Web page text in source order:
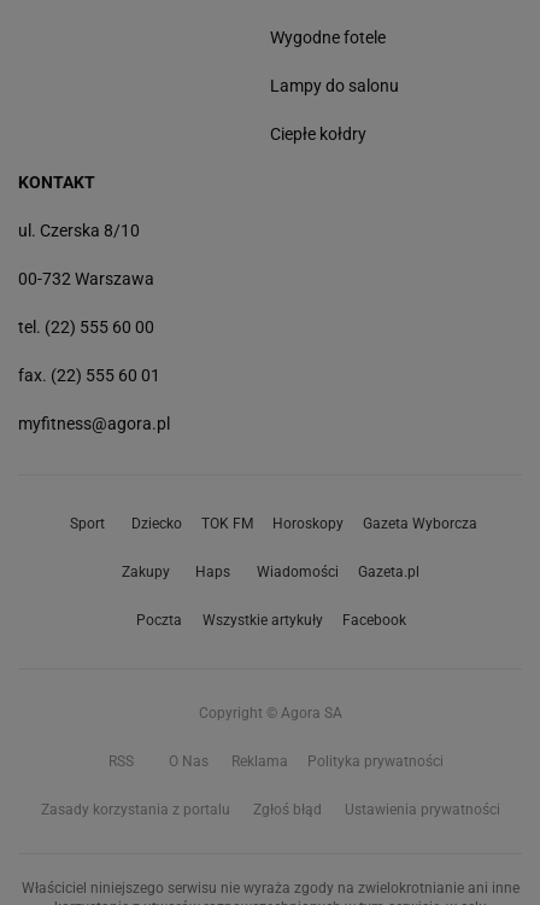
Wygodne fotele
Lampy do salonu
Ciepłe kołdry
KONTAKT
ul. Czerska 8/10
00-732 Warszawa
tel. (22) 555 60 00
fax. (22) 555 60 01
myfitness@agora.pl
Sport Dziecko TOK FM Horoskopy Gazeta Wyborcza
Zakupy Haps Wiadomości Gazeta.pl
Poczta Wszystkie artykuły Facebook
Copyright © Agora SA
RSS O Nas Reklama Polityka prywatności
Zasady korzystania z portalu Zgłoś błąd Ustawienia prywatności
Właściciel niniejszego serwisu nie wyraża zgody na zwielokrotnianie ani inne